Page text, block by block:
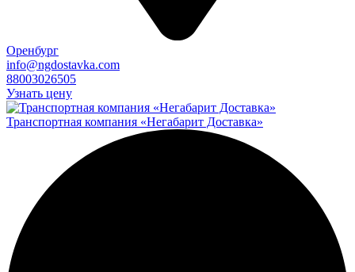
Оренбург
info@ngdostavka.com
88003026505
Узнать цену
Транспортная компания «Негабарит Доставка»